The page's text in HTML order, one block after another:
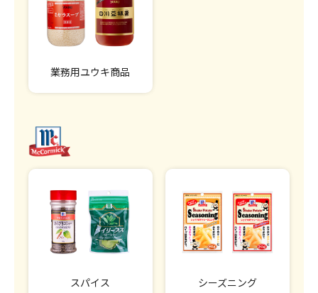
業務用ユウキ商品
スパイス シーズニング